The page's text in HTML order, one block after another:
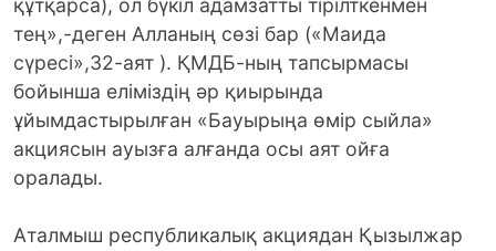
құтқарса), ол бүкіл адамзатты тірілткенмен
тең»,-деген Алланың сөзі бар («Маида
сүресі»,32-аят ). ҚМДБ-ның тапсырмасы
бойынша еліміздің әр қиырында
ұйымдастырылған «Бауырыңа өмір сыйла»
акциясын ауызға алғанда осы аят ойға
оралады.
Аталмыш республикалық акциядан Қызылжар